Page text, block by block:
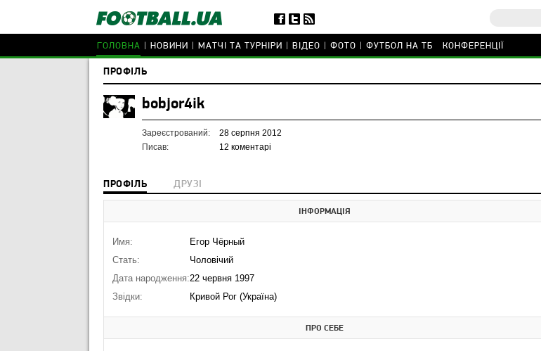
ГОЛОВНА НОВИНИ МАТЧІ ТА ТУРНІРИ ВІДЕО ФОТО ФУТБОЛ НА ТБ КОНФЕРЕНЦІЇ
ПРОФІЛЬ
bobjor4ik
Зареєстрований:
28 серпня 2012
Писав:
12 коментарі
ПРОФІЛЬ ДРУЗІ
ІНФОРМАЦІЯ
Имя:
Егор Чёрный
Стать:
Чоловічий
Дата народження:22 червня 1997
Звідки:
Кривой Рог (Україна)
ПРО СЕБЕ